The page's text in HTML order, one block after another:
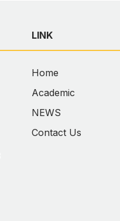
LINK
Home
Academic
NEWS
Contact Us